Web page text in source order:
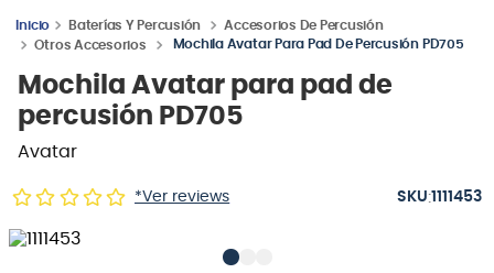
Baterías Y Percusión
Accesorios De Percusión
Otros Accesorios
Mochila Avatar Para Pad De Percusión PD705
Mochila Avatar para pad de
percusión PD705
Avatar
*Ver reviews :1111453